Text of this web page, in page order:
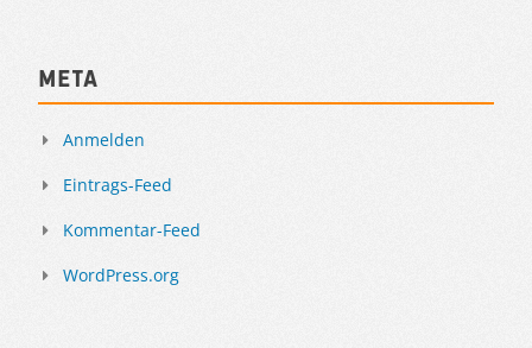
Meta
Anmelden
Eintrags-Feed
Kommentar-Feed
WordPress.org